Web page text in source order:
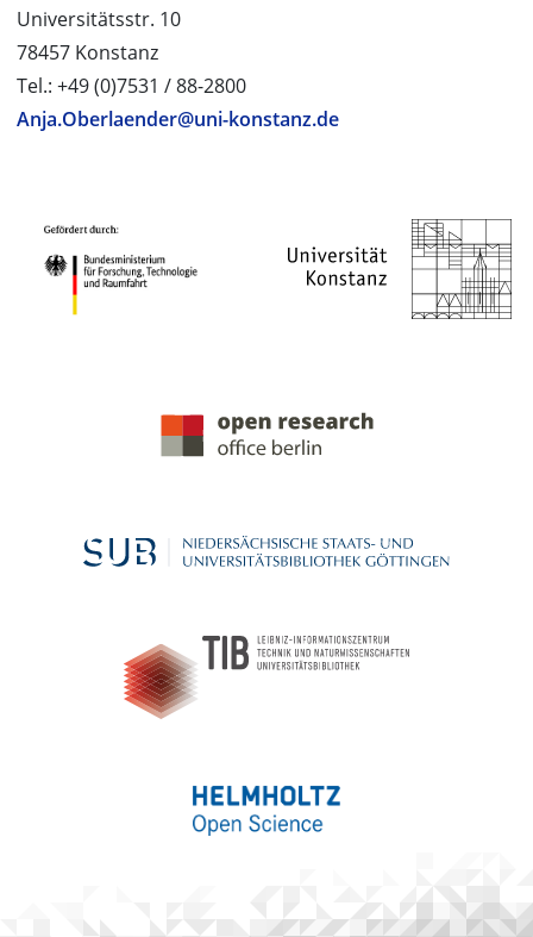
Universitätsstr. 10
78457 Konstanz
Tel.: +49 (0)7531 / 88-2800
Anja.Oberlaender@uni-konstanz.de